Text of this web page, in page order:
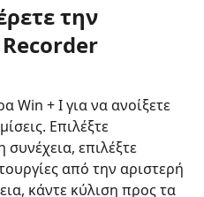
την
Win + I για να ανοίξετε
Επιλέξτε
επιλέξτε
από την αριστερή
κάντε κύλιση προς τα